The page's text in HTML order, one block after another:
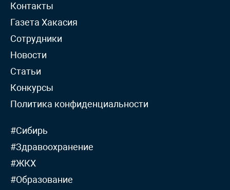
Контакты
Газета Хакасия
Сотрудники
Новости
Статьи
Конкурсы
Политика конфиденциальности
#Сибирь
#Здравоохранение
#ЖКХ
#Образование